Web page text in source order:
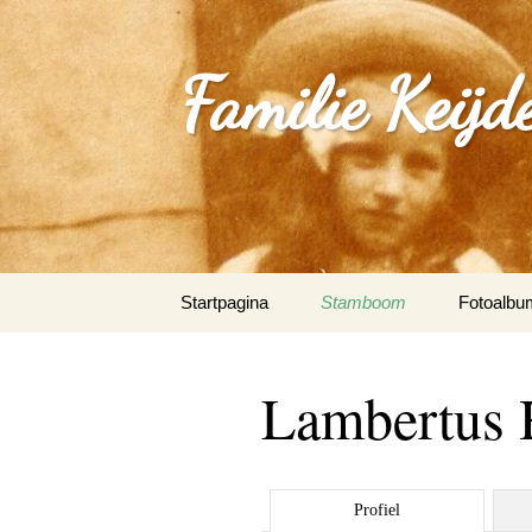
Familie
naar
Startpagina Stamboom
0_Joep
Lambertus
Profiel